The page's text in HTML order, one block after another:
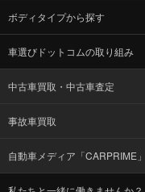
車選びドットコムの取り組み
中古車買取・中古車査定
事故車買取
自動車メディア「CARPRIME」
私たちと一緒に働きませんか？